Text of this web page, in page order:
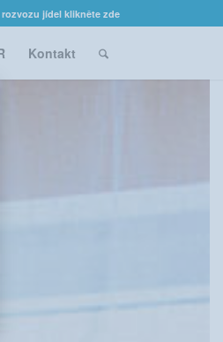
jídel klikněte zde
Kontakt